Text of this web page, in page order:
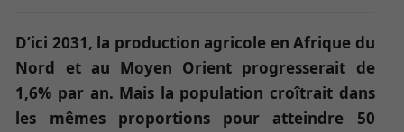
D’ici 2031, la production agricole en Afrique du
Nord et au Moyen Orient progresserait de
1,6% par an. Mais la population croîtrait dans
les mêmes proportions pour atteindre 50